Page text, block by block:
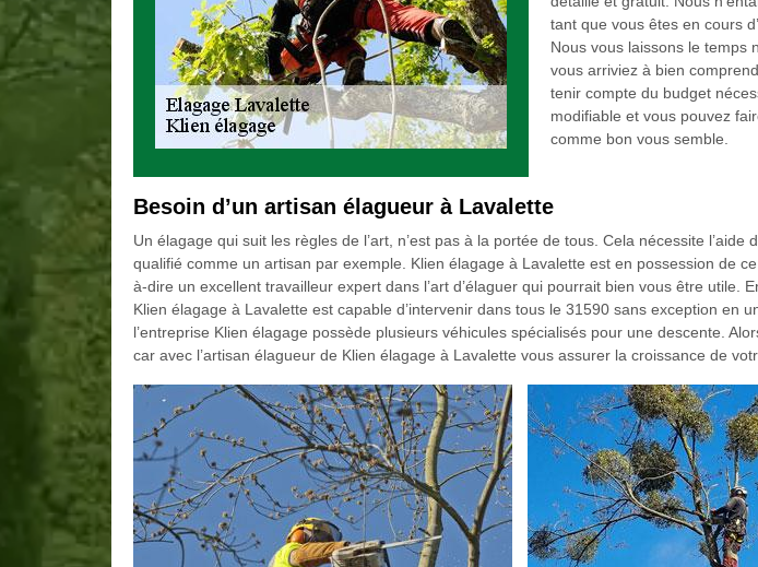
tant que vous êtes en cours
Nous vous laissons le temps
vous arriviez à bien
tenir compte du budget
modifiable et vous pouvez
comme bon vous semble.
Besoin d’un artisan élagueur à Lavalette
Un élagage qui suit les règles de l’art, n’est pas à la portée de tous. Cela nécessite l’aide
qualifié comme un artisan par exemple. Klien élagage à Lavalette est en possession de ce
à-dire un excellent travailleur expert dans l’art d’élaguer qui pourrait bien vous être utile.
Klien élagage à Lavalette est capable d’intervenir dans tous le 31590 sans exception en
l’entreprise Klien élagage possède plusieurs véhicules spécialisés pour une descente.
car avec l’artisan élagueur de Klien élagage à Lavalette vous assurer la croissance de